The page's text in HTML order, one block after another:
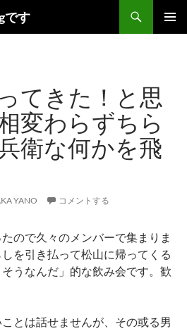
です
てきた！と思
変わらずちら
衛な何かを飛
YANO コメントする
ので久々のメンバーで集まりま
を引き払って松山に帰ってくる
うなんだ」的な飲み会です。歓
とは話せませんが、その或る男